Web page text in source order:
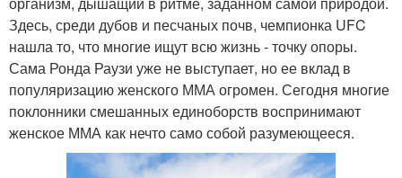
Здесь, среди дубов и песчаных почв, чемпионка UFC
нашла то, что многие ищут всю жизнь - точку опоры.
Сама Ронда Раузи уже не выступает, но ее вклад в
популяризацию женского ММА огромен. Сегодня многие
поклонники смешанных единоборств воспринимают
женское ММА как нечто само собой разумеющееся.